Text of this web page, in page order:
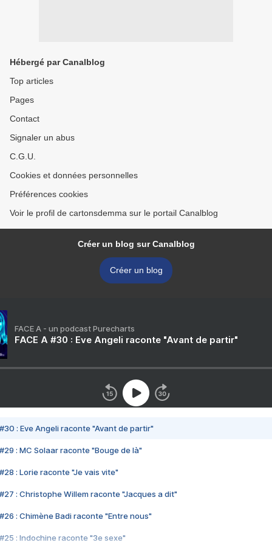
Hébergé par Canalblog
Top articles
Pages
Contact
Signaler un abus
C.G.U.
Cookies et données personnelles
Préférences cookies
Voir le profil de cartonsdemma sur le portail Canalblog
Créer un blog sur Canalblog
Créer un blog
FACE A - un podcast Purecharts
FACE A #30 : Eve Angeli raconte "Avant de partir"
#30 : Eve Angeli raconte "Avant de partir"
#29 : MC Solaar raconte "Bouge de là"
#28 : Lorie raconte "Je vais vite"
#27 : Christophe Willem raconte "Jacques a dit"
#26 : Chimène Badi raconte "Entre nous"
#25 : Indochine raconte "3e sexe"